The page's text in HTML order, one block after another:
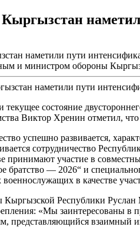
наметили пути
и министром обороны
состояние
Виктор Хренин отметил,
успешно развивается,
сотрудничество
принимают участие в
— 2026“ и
военнослужащих в качестве
Республики
«Мы заинтересованы в
представляющийся взаимный